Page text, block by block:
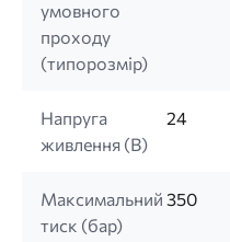
умовного
проходу
(типорозмір)
Напруга
живлення (B)
24
Максимальний
тиск (бар)
350